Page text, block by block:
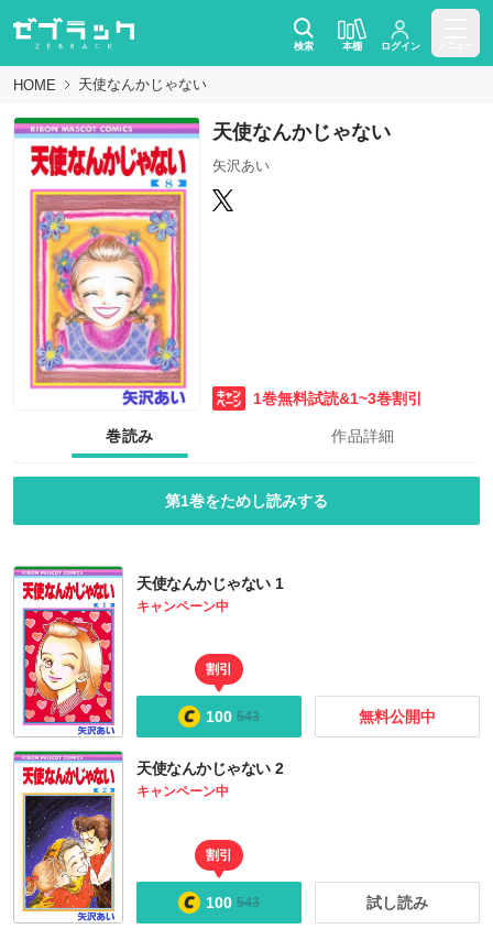
検索 本棚 ログイン
HOME 天使なんかじゃない
天使なんかじゃない
矢沢あい
1巻無料試読&1~3巻割引
巻読み 作品詳細
第1巻をためし読みする
天使なんかじゃない 1
キャンペーン中
割引
100 543 無料公開中
天使なんかじゃない 2
キャンペーン中
割引
100 543 試し読み